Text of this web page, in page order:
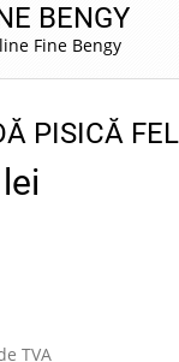
BENGY
Fine Bengy
PISICĂ
lei
TVA